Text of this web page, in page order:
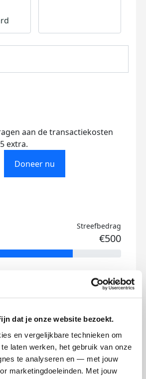
dat je onze website bezoekt.
en vergelijkbare technieken om
laten werken, het gebruik van onze
te analyseren en — met jouw
marketingdoeleinden. Met jouw
aan de transactiekosten
extra.
Doneer nu
Streefbedrag
€500
badges